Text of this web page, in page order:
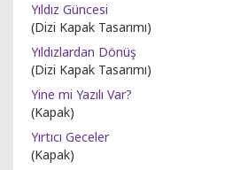
Yıldız Güncesi
(Dizi Kapak Tasarımı)
Yıldızlardan Dönüş
(Dizi Kapak Tasarımı)
Yine mi Yazılı Var?
(Kapak)
Yırtıcı Geceler
(Kapak)